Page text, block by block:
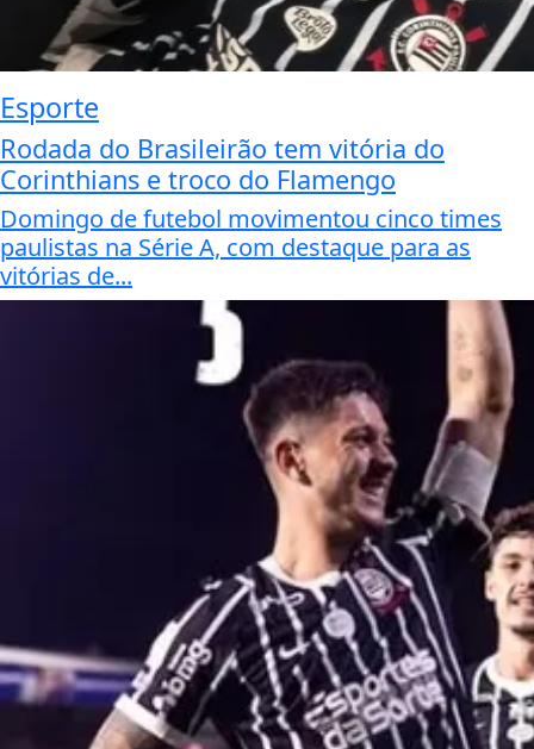
Esporte
Rodada do Brasileirão tem vitória do
Corinthians e troco do Flamengo
Domingo de futebol movimentou cinco times
paulistas na Série A, com destaque para as
vitórias de...